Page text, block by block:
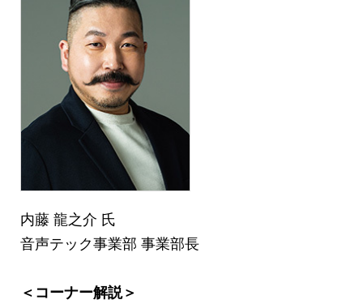
内藤 龍之介 氏
音声テック事業部 事業部長
＜コーナー解説＞